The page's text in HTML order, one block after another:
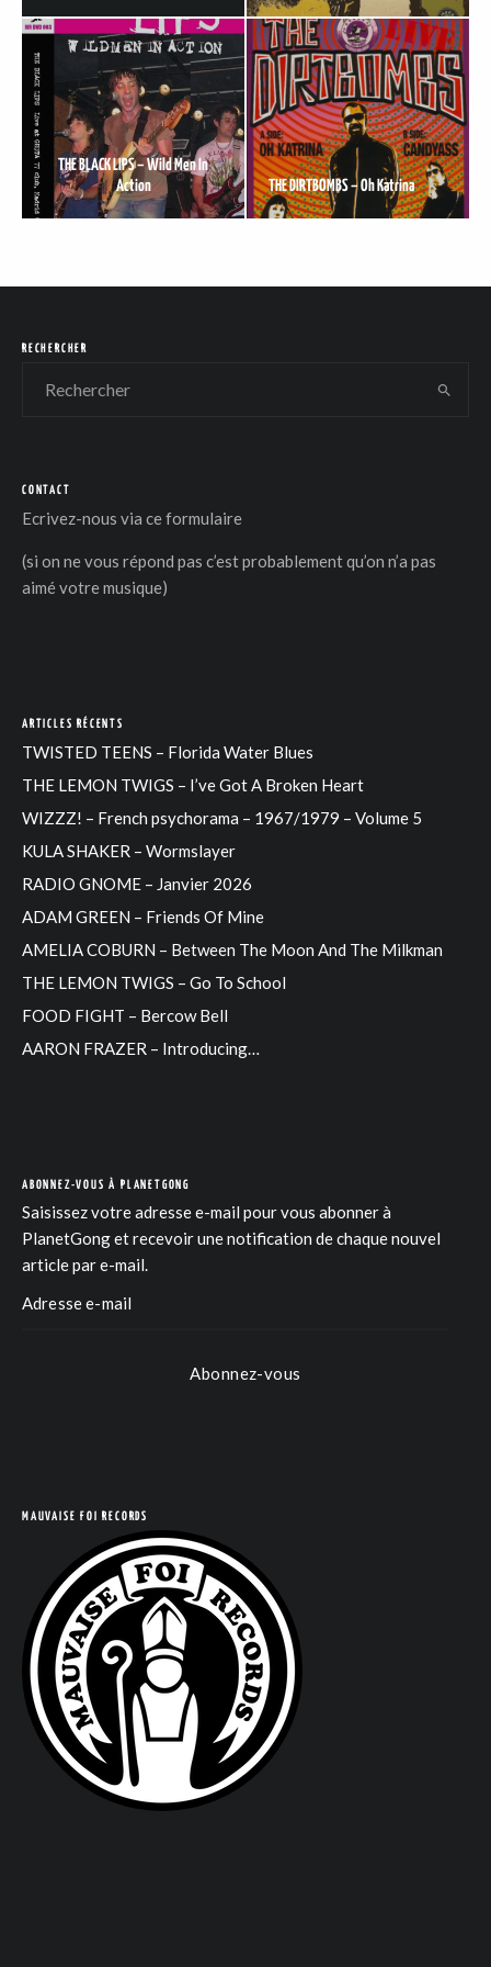
THE BLACK LIPS – Wild Men In
Action
THE DIRTBOMBS – Oh Katrina
RECHERCHER
CONTACT
Ecrivez-nous via ce formulaire
(si on ne vous répond pas c’est probablement qu’on n’a pas
aimé votre musique)
ARTICLES RÉCENTS
TWISTED TEENS – Florida Water Blues
THE LEMON TWIGS – I’ve Got A Broken Heart
WIZZZ! – French psychorama – 1967/1979 – Volume 5
KULA SHAKER – Wormslayer
RADIO GNOME – Janvier 2026
ADAM GREEN – Friends Of Mine
AMELIA COBURN – Between The Moon And The Milkman
THE LEMON TWIGS – Go To School
FOOD FIGHT – Bercow Bell
AARON FRAZER – Introducing…
ABONNEZ-VOUS À PLANETGONG
Saisissez votre adresse e-mail pour vous abonner à
PlanetGong et recevoir une notification de chaque nouvel
article par e-mail.
Abonnez-vous
MAUVAISE FOI RECORDS